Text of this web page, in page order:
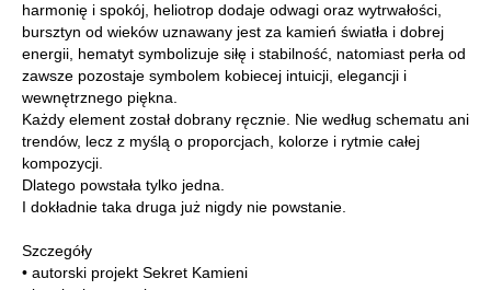
harmonię i spokój, heliotrop dodaje odwagi oraz wytrwałości,
bursztyn od wieków uznawany jest za kamień światła i dobrej
energii, hematyt symbolizuje siłę i stabilność, natomiast perła od
zawsze pozostaje symbolem kobiecej intuicji, elegancji i
wewnętrznego piękna.
Każdy element został dobrany ręcznie. Nie według schematu ani
trendów, lecz z myślą o proporcjach, kolorze i rytmie całej
kompozycji.
Dlatego powstała tylko jedna.
I dokładnie taka druga już nigdy nie powstanie.
Szczegóły
• autorski projekt Sekret Kamieni